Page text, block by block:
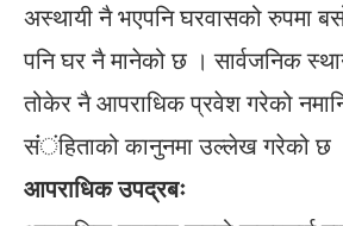
अस्थायी नै भएपनि घरवासको रुपमा
पनि घर नै मानेको छ । सार्वजनिक
तोकेर नै आपराधिक प्रवेश गरेको
संंंहिताको कानुनमा उल्लेख गरेको छ
आपराधिक उपद्रबः